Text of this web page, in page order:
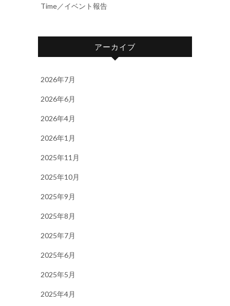
Time／イベント報告
アーカイブ
2026年7月
2026年6月
2026年4月
2026年1月
2025年11月
2025年10月
2025年9月
2025年8月
2025年7月
2025年6月
2025年5月
2025年4月